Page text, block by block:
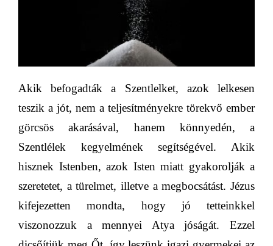
Akik befogadták a Szentlelket, azok lelkesen
teszik a jót, nem a teljesítményekre törekvő ember
görcsös akarásával, hanem könnyedén, a
Szentlélek kegyelmének segítségével. Akik
hisznek Istenben, azok Isten miatt gyakorolják a
szeretetet, a türelmet, illetve a megbocsátást. Jézus
kifejezetten mondta, hogy jó tetteinkkel
viszonozzuk a mennyei Atya jóságát. Ezzel